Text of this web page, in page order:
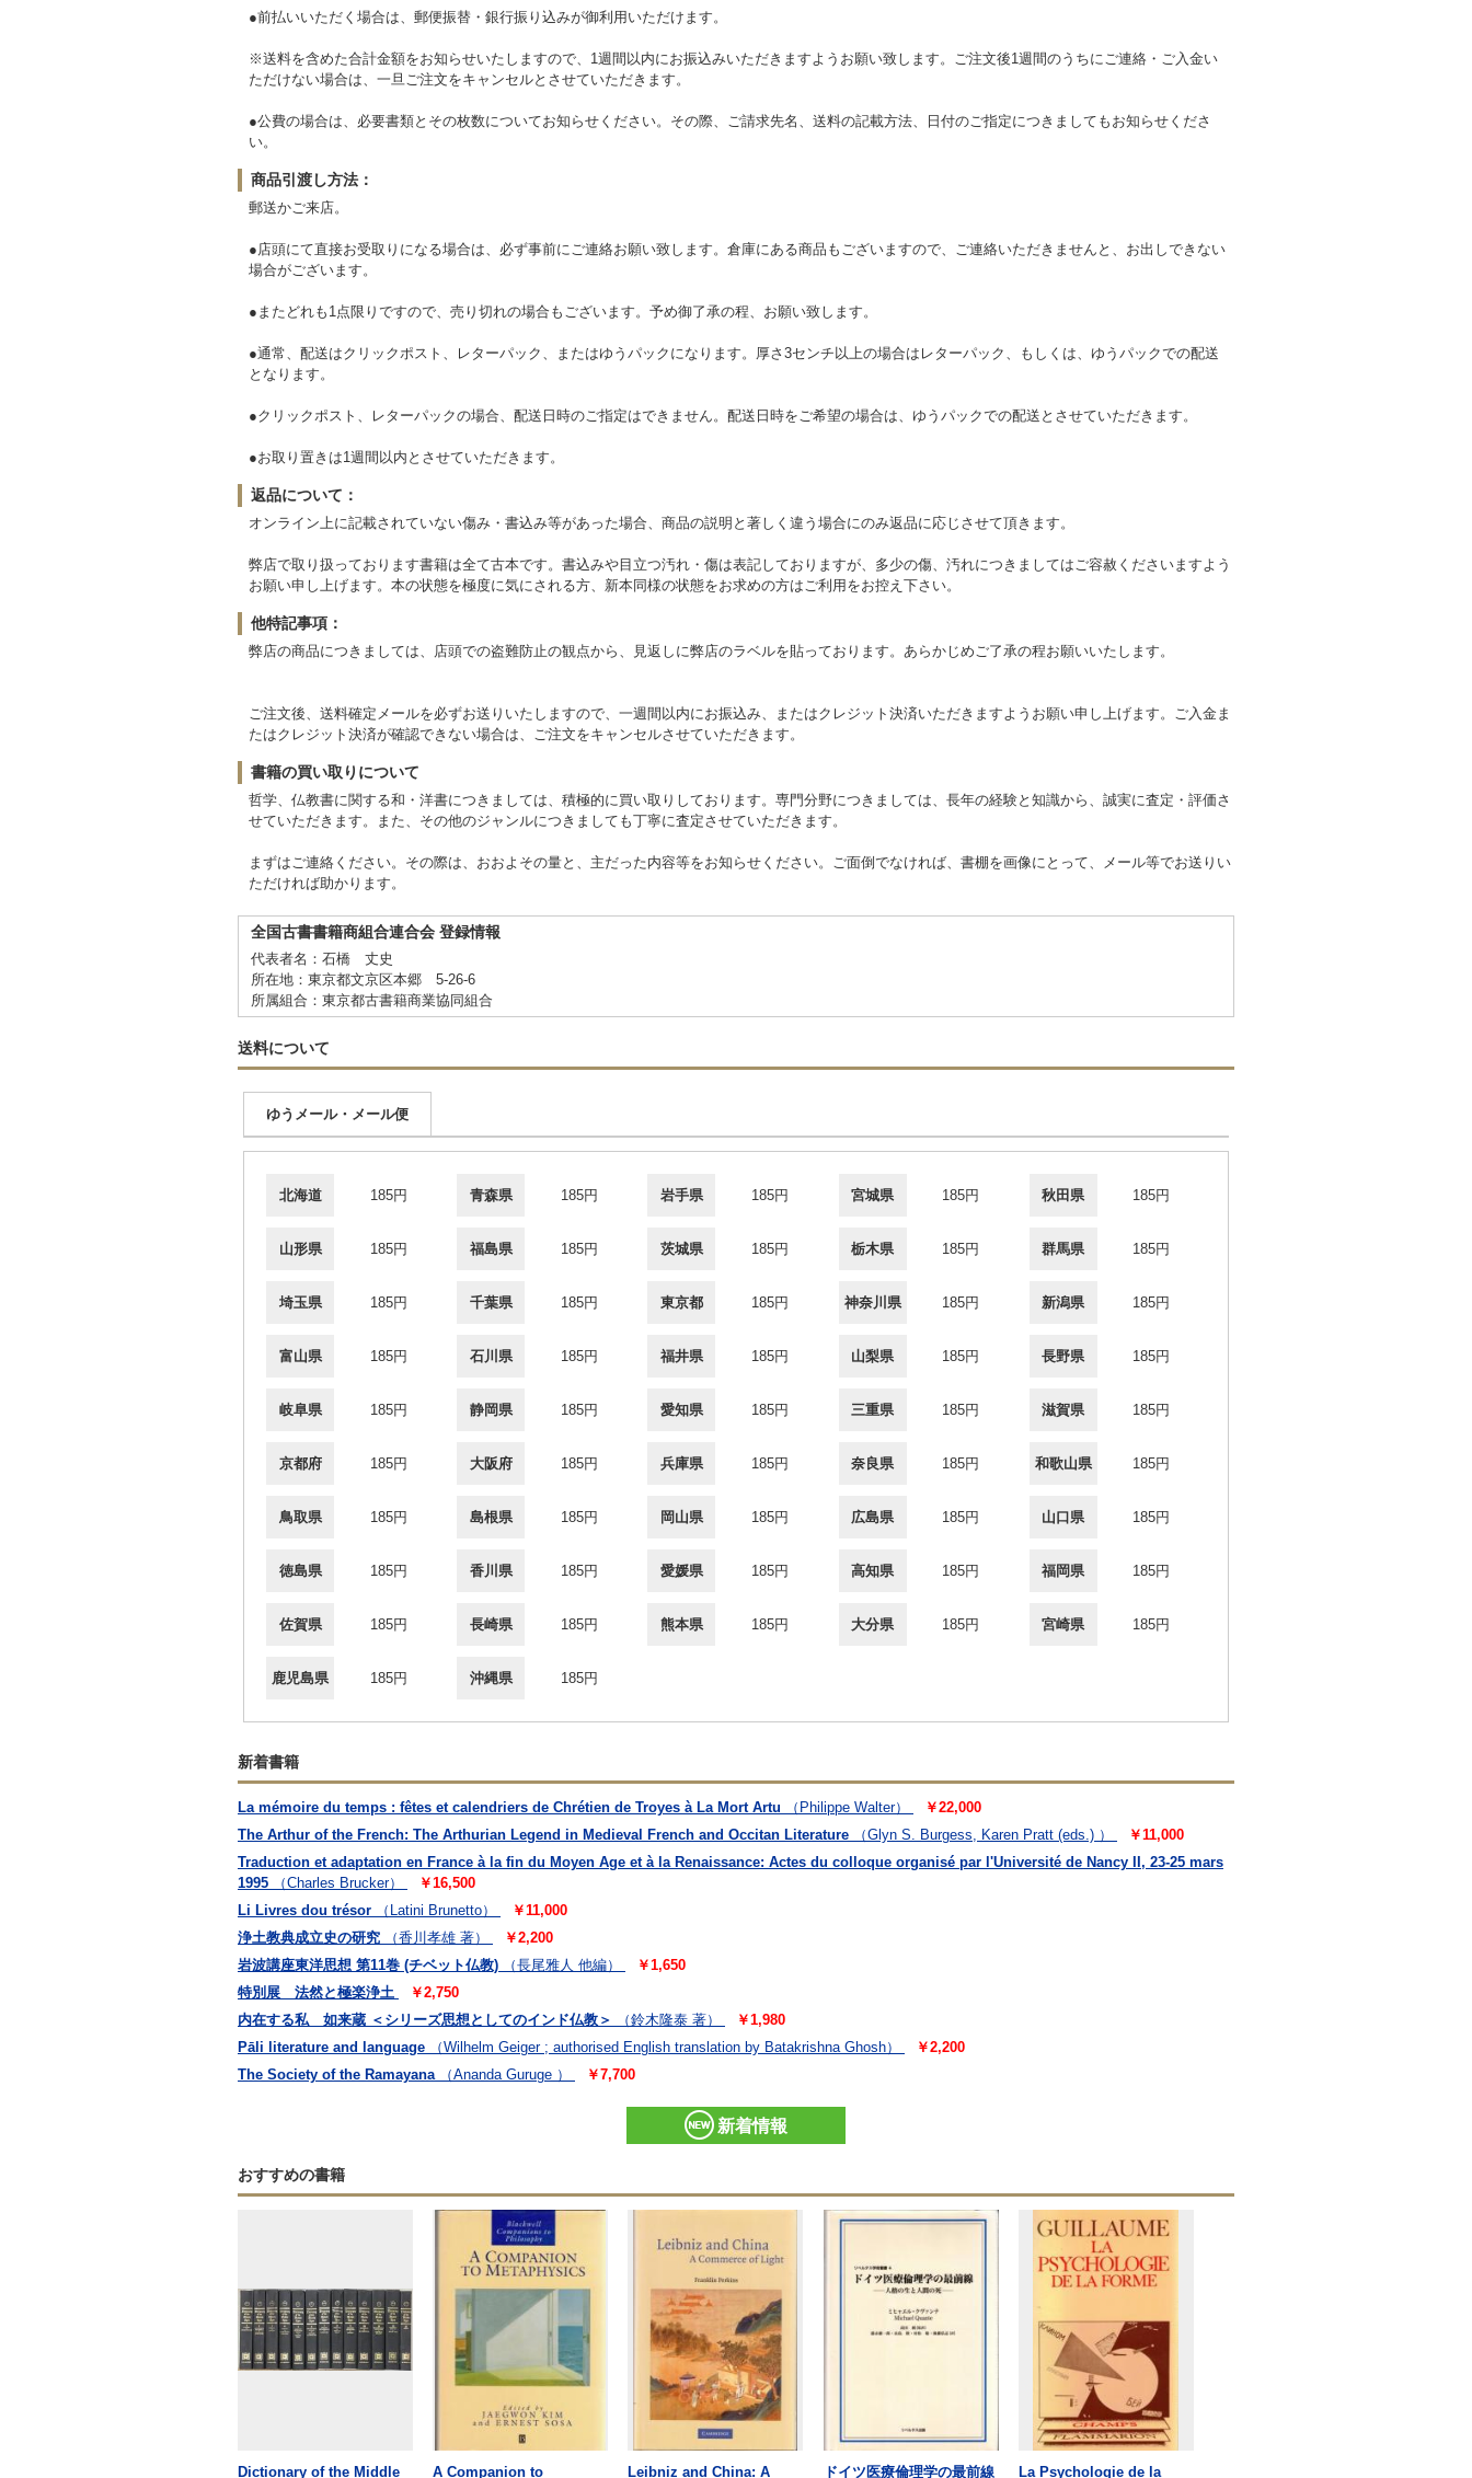
●前払いいただく場合は、郵便振替・銀行振り込みが御利用いただけます。
※送料を含めた合計金額をお知らせいたしますので、1週間以内にお振込みいただきますようお願い致します。ご注文後1週間のうちにご連絡・ご入金い
ただけない場合は、一旦ご注文をキャンセルとさせていただきます。
●公費の場合は、必要書類とその枚数についてお知らせください。その際、ご請求先名、送料の記載方法、日付のご指定につきましてもお知らせくださ
い。
商品引渡し方法：
郵送かご来店。
●店頭にて直接お受取りになる場合は、必ず事前にご連絡お願い致します。倉庫にある商品もございますので、ご連絡いただきませんと、お出しできない
場合がございます。
●またどれも1点限りですので、売り切れの場合もございます。予め御了承の程、お願い致します。
●通常、配送はクリックポスト、レターパック、またはゆうパックになります。厚さ3センチ以上の場合はレターパック、もしくは、ゆうパックでの配送
となります。
●クリックポスト、レターパックの場合、配送日時のご指定はできません。配送日時をご希望の場合は、ゆうパックでの配送とさせていただきます。
●お取り置きは1週間以内とさせていただきます。
返品について：
オンライン上に記載されていない傷み・書込み等があった場合、商品の説明と著しく違う場合にのみ返品に応じさせて頂きます。
弊店で取り扱っております書籍は全て古本です。書込みや目立つ汚れ・傷は表記しておりますが、多少の傷、汚れにつきましてはご容赦くださいますよう
お願い申し上げます。本の状態を極度に気にされる方、新本同様の状態をお求めの方はご利用をお控え下さい。
他特記事項：
弊店の商品につきましては、店頭での盗難防止の観点から、見返しに弊店のラベルを貼っております。あらかじめご了承の程お願いいたします。
ご注文後、送料確定メールを必ずお送りいたしますので、一週間以内にお振込み、またはクレジット決済いただきますようお願い申し上げます。ご入金ま
たはクレジット決済が確認できない場合は、ご注文をキャンセルさせていただきます。
書籍の買い取りについて
哲学、仏教書に関する和・洋書につきましては、積極的に買い取りしております。専門分野につきましては、長年の経験と知識から、誠実に査定・評価さ
せていただきます。また、その他のジャンルにつきましても丁寧に査定させていただきます。
まずはご連絡ください。その際は、おおよその量と、主だった内容等をお知らせください。ご面倒でなければ、書棚を画像にとって、メール等でお送りい
ただければ助かります。
全国古書書籍商組合連合会 登録情報
代表者名：石橋 丈史
所在地：東京都文京区本郷 5-26-6
所属組合：東京都古書籍商業協同組合
送料について
ゆうメール・メール便
北海道 185円 青森県 185円 岩手県 185円 宮城県 185円 秋田県 185円
山形県 185円 福島県 185円 茨城県 185円 栃木県 185円 群馬県 185円
埼玉県 185円 千葉県 185円 東京都 185円 神奈川県 185円 新潟県 185円
富山県 185円 石川県 185円 福井県 185円 山梨県 185円 長野県 185円
岐阜県 185円 静岡県 185円 愛知県 185円 三重県 185円 滋賀県 185円
京都府 185円 大阪府 185円 兵庫県 185円 奈良県 185円 和歌山県 185円
鳥取県 185円 島根県 185円 岡山県 185円 広島県 185円 山口県 185円
徳島県 185円 香川県 185円 愛媛県 185円 高知県 185円 福岡県 185円
佐賀県 185円 長崎県 185円 熊本県 185円 大分県 185円 宮崎県 185円
鹿児島県 185円 沖縄県 185円
新着書籍
La mémoire du temps : fêtes et calendriers de Chrétien de Troyes à La Mort Artu （Philippe Walter）
￥22,000
The Arthur of the French: The Arthurian Legend in Medieval French and Occitan Literature
（Glyn S. Burgess, Karen Pratt (eds.) ）
￥11,000
Traduction et adaptation en France à la fin du Moyen Age et à la Renaissance: Actes du colloque organisé par l'Université de Nancy II, 23-25 mars
1995
（Charles Brucker）
￥16,500
Li Livres dou trésor
（Latini Brunetto）
￥11,000
浄土教典成立史の研究
（香川孝雄 著）
￥2,200
岩波講座東洋思想 第11巻 (チベット仏教)
（長尾雅人 他編）
￥1,650
特別展 法然と極楽浄土
￥2,750
内在する私 如来蔵 ＜シリーズ思想としてのインド仏教＞
（鈴木隆泰 著）
￥1,980
Pāli literature and language
（Wilhelm Geiger ; authorised English translation by Batakrishna Ghosh）
￥2,200
The Society of the Ramayana
（Ananda Guruge ） ￥7,700
新着情報
おすすめの書籍
Dictionary of the Middle A Companion to Leibniz and China: A ドイツ医療倫理学の最前線 La Psychologie de la